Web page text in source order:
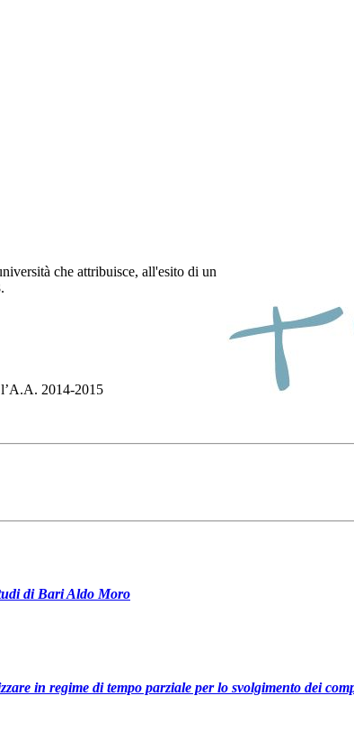
che attribuisce, all'esito di un
2014-2015
di Bari Aldo Moro
in regime di tempo parziale per lo svolgimento dei